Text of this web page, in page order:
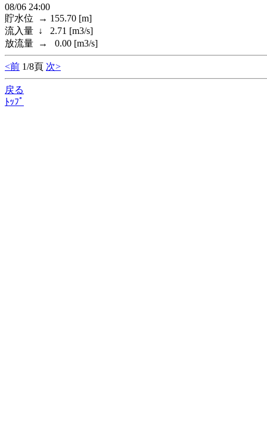
08/06 24:00
貯水位 → 155.70 [m]
流入量 ↓ 2.71 [m3/s]
放流量 → 0.00 [m3/s]
<前 1/8頁 次>
戻る
ﾄｯﾌﾟ